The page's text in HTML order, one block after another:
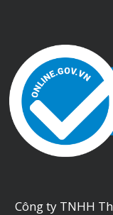
Công ty TNHH